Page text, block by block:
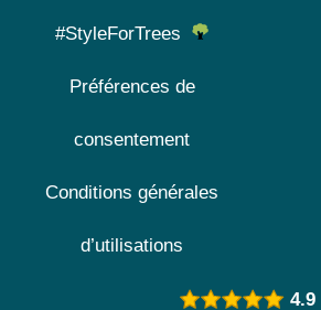
#StyleForTrees
Préférences de
consentement
Conditions générales
d’utilisations
4.9